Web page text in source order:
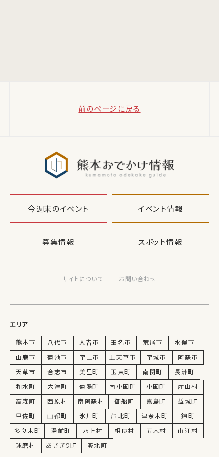
前のページに戻る
今週末のイベント イベント情報
募集情報 スポット情報
サイトについて お問い合わせ
エリア
熊本市 八代市 人吉市 玉名市 荒尾市
水俣市
山鹿市
菊池市 宇土市 上天草市 宇城市
阿蘇市
天草市
合志市 美里町 玉東町 南関町
長洲町
和水町
大津町 菊陽町 南小国町 小国町
産山村
高森町
西原村 南阿蘇村 御船町 嘉島町
益城町
甲佐町
山都町 氷川町 芦北町 津奈木町
錦町
多良木町
湯前町 水上村 相良村 五木村
山江村
球磨村
あさぎり町 苓北町